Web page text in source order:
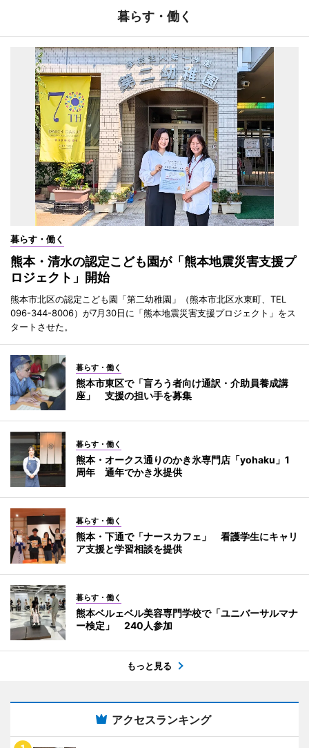
暮らす・働く
暮らす・働く
熊本・清水の認定こども園が「熊本地震災害支援プ
ロジェクト」開始
熊本市北区の認定こども園「第二幼稚園」（熊本市北区水東町、TEL
096-344-8006）が7月30日に「熊本地震災害支援プロジェクト」をス
タートさせた。
暮らす・働く
熊本市東区で「盲ろう者向け通訳・介助員養成講
座」 支援の担い手を募集
暮らす・働く
熊本・オークス通りのかき氷専門店「yohaku」1
周年 通年でかき氷提供
暮らす・働く
熊本・下通で「ナースカフェ」 看護学生にキャリ
ア支援と学習相談を提供
暮らす・働く
熊本ベルェベル美容専門学校で「ユニバーサルマナ
ー検定」 240人参加
もっと見る
アクセスランキング